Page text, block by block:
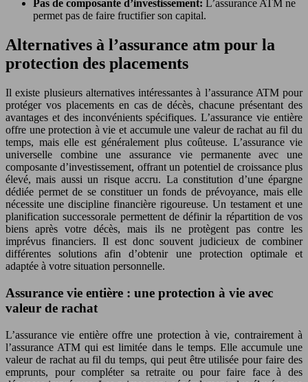
Pas de composante d’investissement:
L’assurance ATM ne
permet pas de faire fructifier son capital.
Alternatives à l’assurance atm pour la
protection des placements
Il existe plusieurs alternatives intéressantes à l’assurance ATM pour
protéger vos placements en cas de décès, chacune présentant des
avantages et des inconvénients spécifiques. L’assurance vie entière
offre une protection à vie et accumule une valeur de rachat au fil du
temps, mais elle est généralement plus coûteuse. L’assurance vie
universelle combine une assurance vie permanente avec une
composante d’investissement, offrant un potentiel de croissance plus
élevé, mais aussi un risque accru. La constitution d’une épargne
dédiée permet de se constituer un fonds de prévoyance, mais elle
nécessite une discipline financière rigoureuse. Un testament et une
planification successorale permettent de définir la répartition de vos
biens après votre décès, mais ils ne protègent pas contre les
imprévus financiers. Il est donc souvent judicieux de combiner
différentes solutions afin d’obtenir une protection optimale et
adaptée à votre situation personnelle.
Assurance vie entière : une protection à vie avec
valeur de rachat
L’assurance vie entière offre une protection à vie, contrairement à
l’assurance ATM qui est limitée dans le temps. Elle accumule une
valeur de rachat au fil du temps, qui peut être utilisée pour faire des
emprunts, pour compléter sa retraite ou pour faire face à des